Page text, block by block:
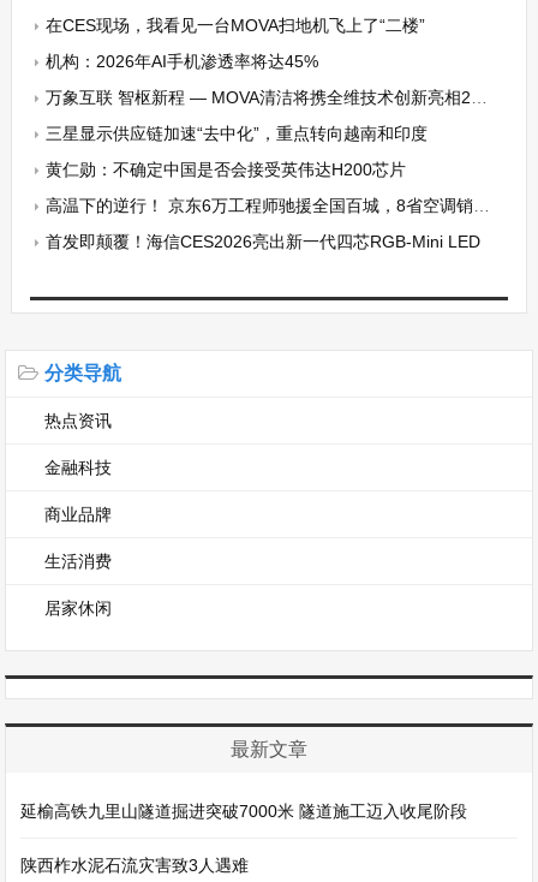
在CES现场，我看见一台MOVA扫地机飞上了“二楼”
机构：2026年AI手机渗透率将达45%
万象互联 智枢新程 — MOVA清洁将携全维技术创新亮相2026上海AWE
三星显示供应链加速“去中化”，重点转向越南和印度
黄仁勋：不确定中国是否会接受英伟达H200芯片
高温下的逆行！ 京东6万工程师驰援全国百城，8省空调销量同比大增300%
首发即颠覆！海信CES2026亮出新一代四芯RGB-Mini LED
分类导航
热点资讯
金融科技
商业品牌
生活消费
居家休闲
最新文章
延榆高铁九里山隧道掘进突破7000米 隧道施工迈入收尾阶段
陕西柞水泥石流灾害致3人遇难